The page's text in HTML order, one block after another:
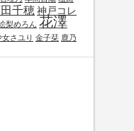
千穂神戸コレ
梨めろん 花澤
さユり 金子栞 鹿乃